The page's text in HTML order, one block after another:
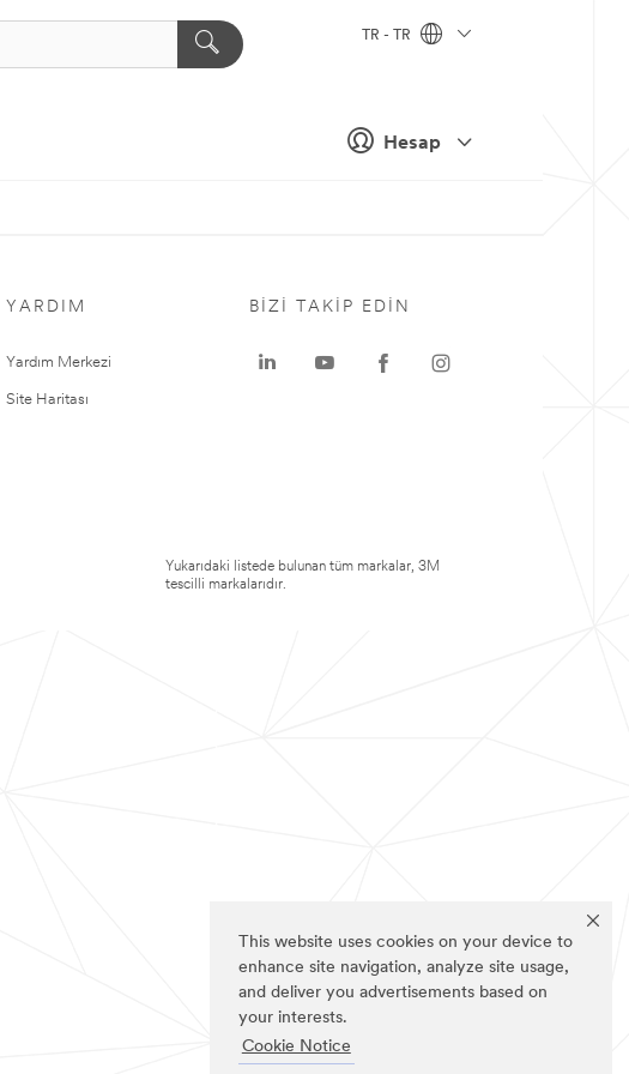
This website uses cookies on your device to
enhance site navigation, analyze site usage,
and deliver you advertisements based on
your interests.
Cookie Notice
Hesap
TR - TR
YARDIM
Yardım Merkezi
Site Haritası
BIZI TAKIP EDIN
Yukarıdaki listede bulunan tüm markalar, 3M
tescilli markalarıdır.